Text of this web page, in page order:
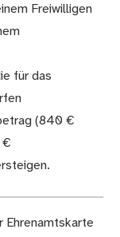
Freiwilligen
für das
(840 €
€
Ehrenamtskarte